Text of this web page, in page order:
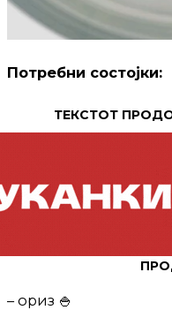
Потребни состојки:
ТЕКСТОТ
– ориз 🍚